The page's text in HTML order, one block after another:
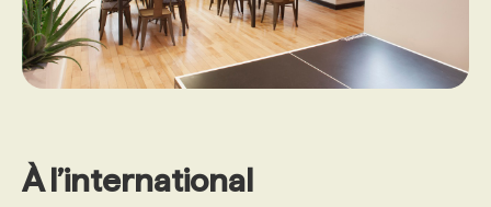
À l’international